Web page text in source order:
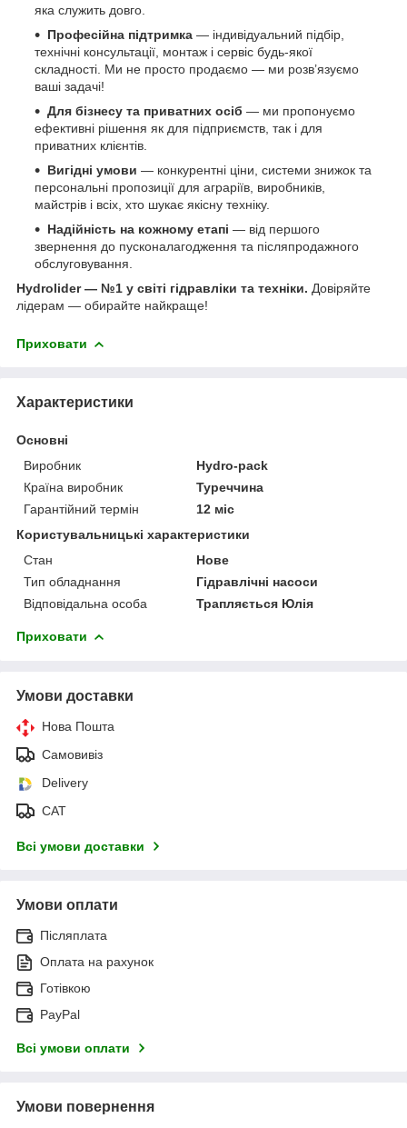
яка служить довго.
Професійна підтримка — індивідуальний підбір,
технічні консультації, монтаж і сервіс будь-якої
складності. Ми не просто продаємо — ми розв’язуємо
ваші задачі!
Для бізнесу та приватних осіб — ми пропонуємо
ефективні рішення як для підприємств, так і для
приватних клієнтів.
Вигідні умови — конкурентні ціни, системи знижок та
персональні пропозиції для аграріїв, виробників,
майстрів і всіх, хто шукає якісну техніку.
Надійність на кожному етапі — від першого
звернення до пусконалагодження та післяпродажного
обслуговування.
Hydrolider — №1 у світі гідравліки та техніки. Довіряйте
лідерам — обирайте найкраще!
Приховати
Характеристики
Основні
Виробник
Hydro-pack
Країна виробник
Туреччина
Гарантійний термін
12 міс
Користувальницькі характеристики
Стан
Нове
Тип обладнання
Гідравлічні насоси
Відповідальна особа
Трапляється Юлія
Приховати
Умови доставки
Нова Пошта
Самовивіз
Delivery
САТ
Всі умови доставки
Умови оплати
Післяплата
Оплата на рахунок
Готівкою
PayPal
Всі умови оплати
Умови повернення